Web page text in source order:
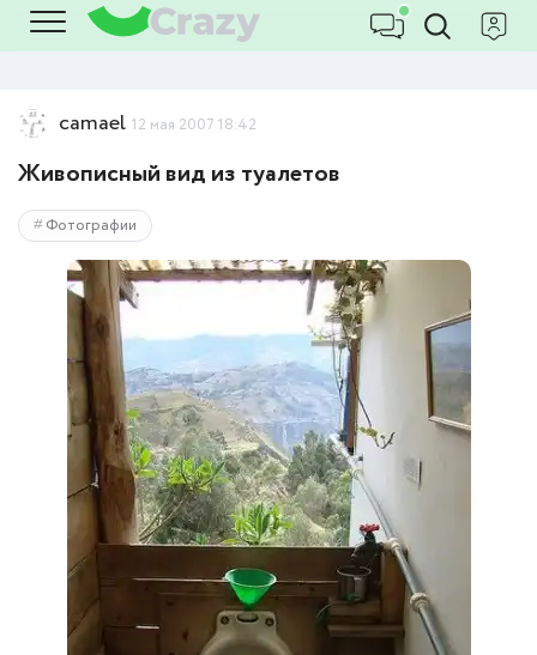
camael 12 мая 2007 18:42
Живописный вид из туалетов
Фотографии